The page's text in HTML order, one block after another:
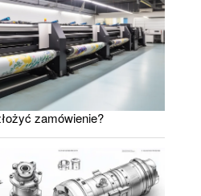
zamówienie?